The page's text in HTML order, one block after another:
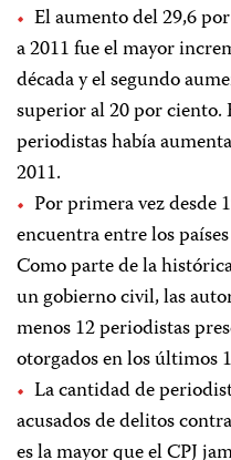
El aumento del 29,6
a 2011 fue el mayor
década y el segundo
superior al 20 por ciento.
periodistas había
2011.
Por primera vez desde
encuentra entre los
Como parte de la
un gobierno civil, las
menos 12 periodistas
otorgados en los últimos
La cantidad de
acusados de delitos
es la mayor que el CPJ